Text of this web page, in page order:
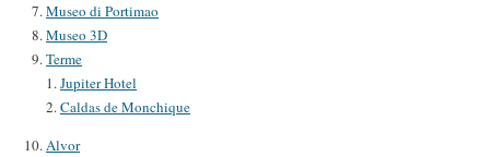
Museo di Portimao
Museo 3D
Terme
Jupiter Hotel
Caldas de Monchique
Alvor